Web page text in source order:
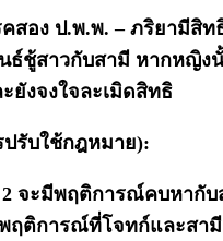
คสอง ป.พ.พ. – ภริยามีสิ
ธ์ชู้สาวกับสามี หากหญิง
ยังจงใจละเมิดสิทธิ
ปรับใช้กฎหมาย):
2 จะมีพฤติการณ์คบหากับ
ฤติการณ์ที่โจทก์และสา